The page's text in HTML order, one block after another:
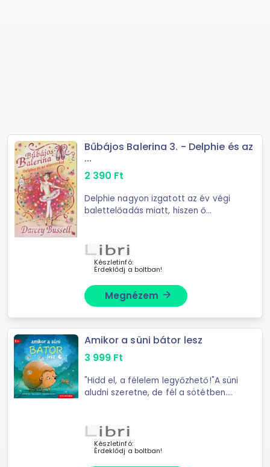
Bűbájos Balerina 3. - Delphie és az
...
2 390 Ft
Delphie nagyon izgatott az év végi
balettelőadás miatt, hiszen ő
újra szükségük van Delphie ...
Készletinfó:
Érdeklődj a boltban!
Megnézem arrow_forward
Amikor a süni bátor lesz
3 999 Ft
"Hidd el, a félelem legyőzhető!"A süni
aludni szeretne, de fél a sötétben.
amikor rátör a félelem. ...
Készletinfó:
Érdeklődj a boltban!